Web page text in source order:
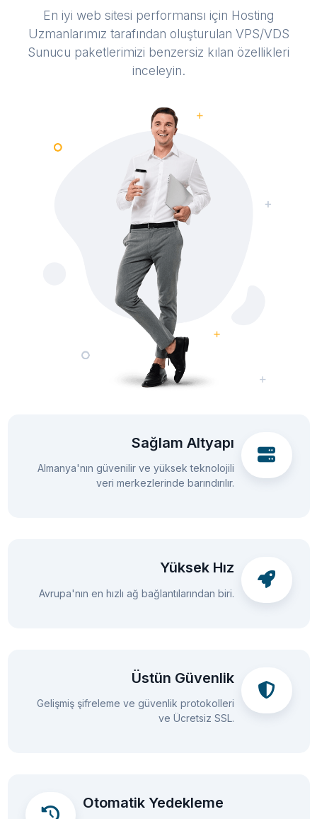
En iyi web sitesi performansı için Hosting
Uzmanlarımız tarafından oluşturulan VPS/VDS
Sunucu paketlerimizi benzersiz kılan özellikleri
inceleyin.
Sağlam Altyapı
Almanya'nın güvenilir ve yüksek teknolojili
veri merkezlerinde barındırılır.
Yüksek Hız
Avrupa'nın en hızlı ağ bağlantılarından biri.
Üstün Güvenlik
Gelişmiş şifreleme ve güvenlik protokolleri
ve Ücretsiz SSL.
Otomatik Yedekleme